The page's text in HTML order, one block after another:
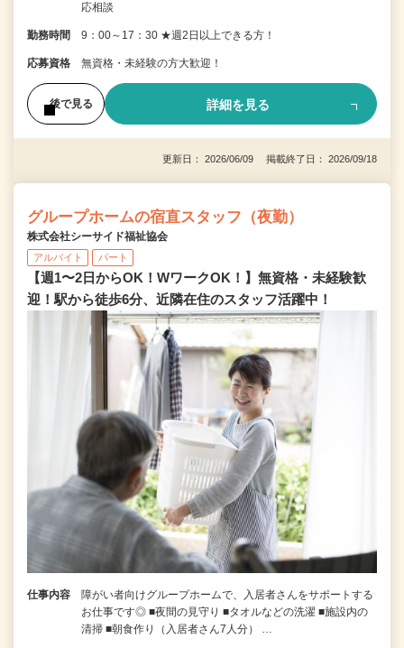
応相談
勤務時間 9：00～17：30 ★週2日以上できる方！
応募資格 無資格・未経験の方大歓迎！
後で見る 詳細を見る
更新日： 2026/06/09 掲載終了日： 2026/09/18
グループホームの宿直スタッフ（夜勤）
株式会社シーサイド福祉協会
アルバイト パート
【週1〜2日からOK！WワークOK！】無資格・未経験歓
迎！駅から徒歩6分、近隣在住のスタッフ活躍中！
仕事内容
障がい者向けグループホームで、入居者さんをサポートする
お仕事です◎ ■夜間の見守り ■タオルなどの洗濯 ■施設内の
清掃 ■朝食作り（入居者さん7人分） …